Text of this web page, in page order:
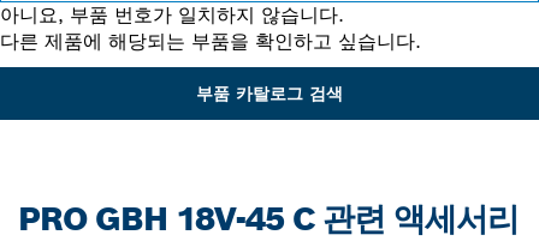
아니요, 부품 번호가 일치하지 않습니다.
다른 제품에 해당되는 부품을 확인하고 싶습니다.
부품 카탈로그 검색
PRO GBH 18V-45 C 관련 액세서리